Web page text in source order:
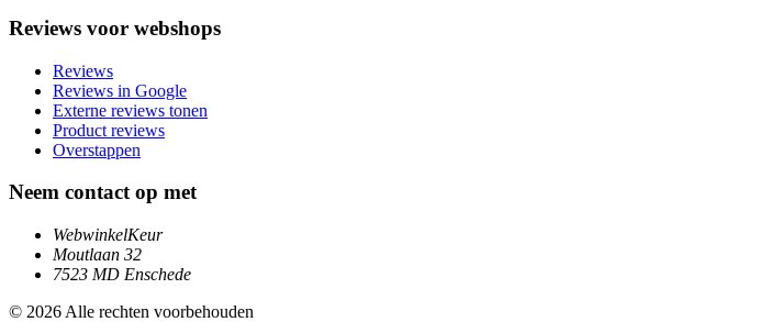
Reviews voor webshops
Reviews
Reviews in Google
Externe reviews tonen
Product reviews
Overstappen
Neem contact op met
WebwinkelKeur
Moutlaan 32
7523 MD Enschede
© 2026 Alle rechten voorbehouden